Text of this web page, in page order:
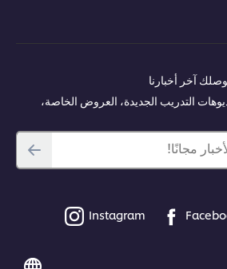
آخر أخبارنا
التدريب الجديدة، العروض الخاصة،
مجانًا!
Instagram